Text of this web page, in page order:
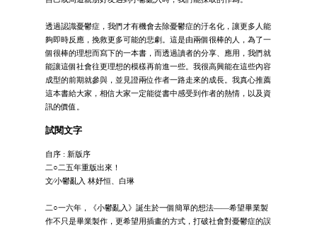
透過認識憂鬱症，我們才有機會去除憂鬱症的汙名化，讓更多人能
夠即時反應，挽救更多可能的悲劇。這是由兩個很棒的人，為了一
個很棒的理想而寫下的一本書，而透過讀者的分享、應用，我們就
能讓這個社會往更理想的模樣再前進一些。我很高興能在這些內容
成型的前期就參與，並見證兩位作者一路走來的成長。我真心推薦
這本書給大家，相信大家一定能從書中感受到作者的熱情，以及資
訊的價值。
試閱文字
自序 : 新版序
二○二五年重版出來！
文∕小鬱亂入 林妤恒、白琳
二○一六年，《小鬱亂入》誕生於一個簡單的想法——希望畢業製
作不只是畢業製作，更希望用插畫的方式，打破社會對憂鬱症的誤